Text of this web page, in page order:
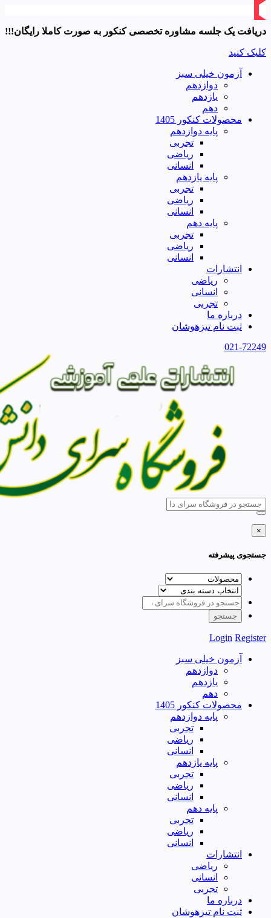
دریافت یک جلسه مشاوره تخصصی کنکور به صورت کاملا رایگان!!!
کلیک کنید
آزمون خیلی سبز
دوازدهم
یازدهم
دهم
محصولات کنکور 1405
پایه دوازدهم
تجربی
ریاضی
انسانی
پایه یازدهم
تجربی
ریاضی
انسانی
پایه دهم
تجربی
ریاضی
انسانی
انتشارات
ریاضی
انسانی
تجربی
درباره ما
ثبت نام تیزهوشان
021-72249
×
جستجوی پیشرفته
Login Register
آزمون خیلی سبز
دوازدهم
یازدهم
دهم
محصولات کنکور 1405
پایه دوازدهم
تجربی
ریاضی
انسانی
پایه یازدهم
تجربی
ریاضی
انسانی
پایه دهم
تجربی
ریاضی
انسانی
انتشارات
ریاضی
انسانی
تجربی
درباره ما
ثبت نام تیزهوشان